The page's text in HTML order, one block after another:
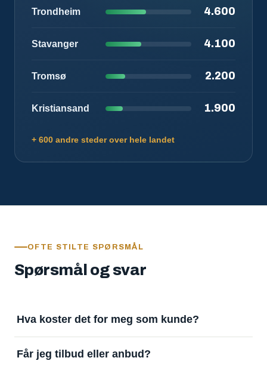
Trondheim 4.600
Stavanger 4.100
Tromsø 2.200
Kristiansand 1.900
+ 600 andre steder over hele landet
OFTE STILTE SPØRSMÅL
Spørsmål og svar
Hva koster det for meg som kunde?
å motta svar. Tjenesten finansieres av
Får jeg tilbud eller anbud?